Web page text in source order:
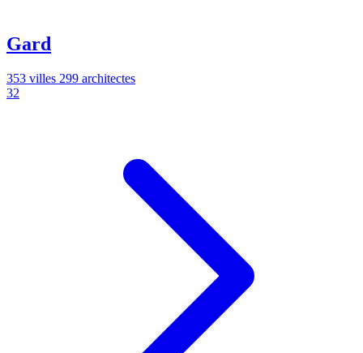
Gard
353 villes 299 architectes
32